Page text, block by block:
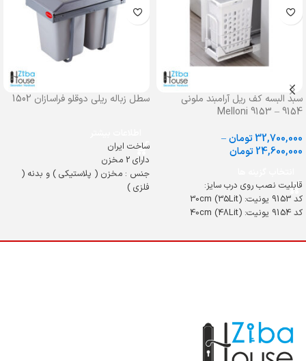
سبد البسه کف ریل آرامبند ملونی
Melloni 9153 – 9154
32,700,000تومان–
24,600,000تومان
قابلیت نصب روی درب سایز:
کد 9153 یونیت: 30cm (35Lit)
کد 9154 یونیت: 40cm (48Lit)
سطل زباله ریلی دوقلو فراسازان 1502
ساخت ایران
دارای 2 مخزن
جنس : مخزن ( پلاستیکی ) و بدنه (
فلزی )
ارتفاع : 39